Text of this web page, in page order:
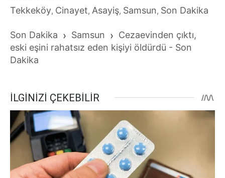
Tekkeköy, Cinayet, Asayiş, Samsun, Son Dakika
Son Dakika › Samsun › Cezaevinden çıktı,
eski eşini rahatsız eden kişiyi öldürdü - Son
Dakika